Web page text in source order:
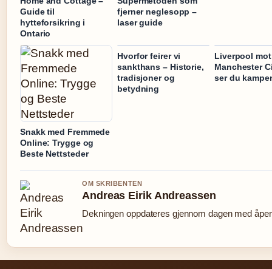
Guide til
hytteforsikring i
Ontario
fjerner neglesopp –
laser guide
Snakk med Fremmede
Online: Trygge og
Beste Nettsteder
Hvorfor feirer vi
sankthans – Historie,
tradisjoner og
betydning
Liverpool mot
Manchester
ser du
OM SKRIBENTEN
Andreas Eirik Andreassen
Dekningen oppdateres gjennom dagen med